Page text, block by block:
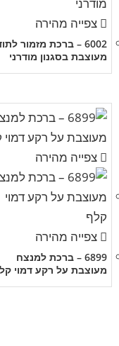
צפייה מהירה
6002 – ברכת מזמור
מעוצבת בסגנון מודרני
צפייה מהירה
צפייה מהירה
6899 – ברכת למנצח
מעוצבת על רקע דמוי